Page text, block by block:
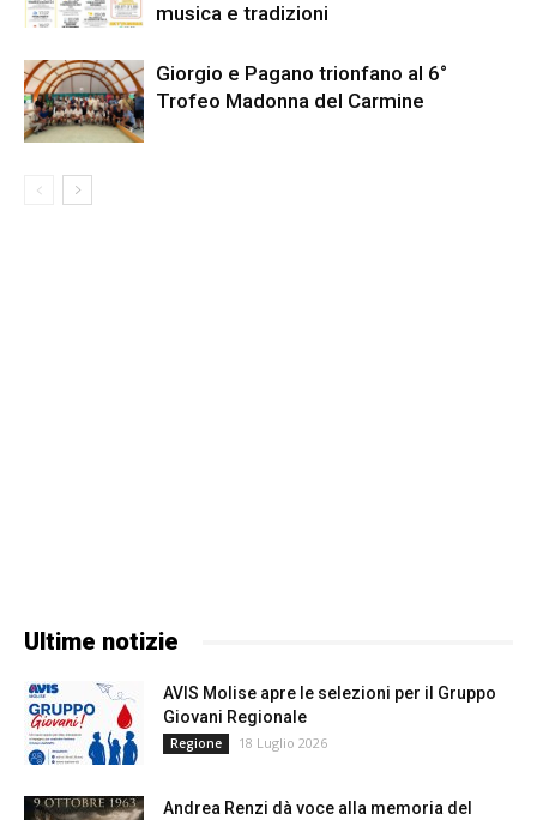
musica e tradizioni
Giorgio e Pagano trionfano al 6°
Trofeo Madonna del Carmine
Ultime notizie
AVIS Molise apre le selezioni per il Gruppo
Giovani Regionale
Regione 18 Luglio 2026
Andrea Renzi dà voce alla memoria del